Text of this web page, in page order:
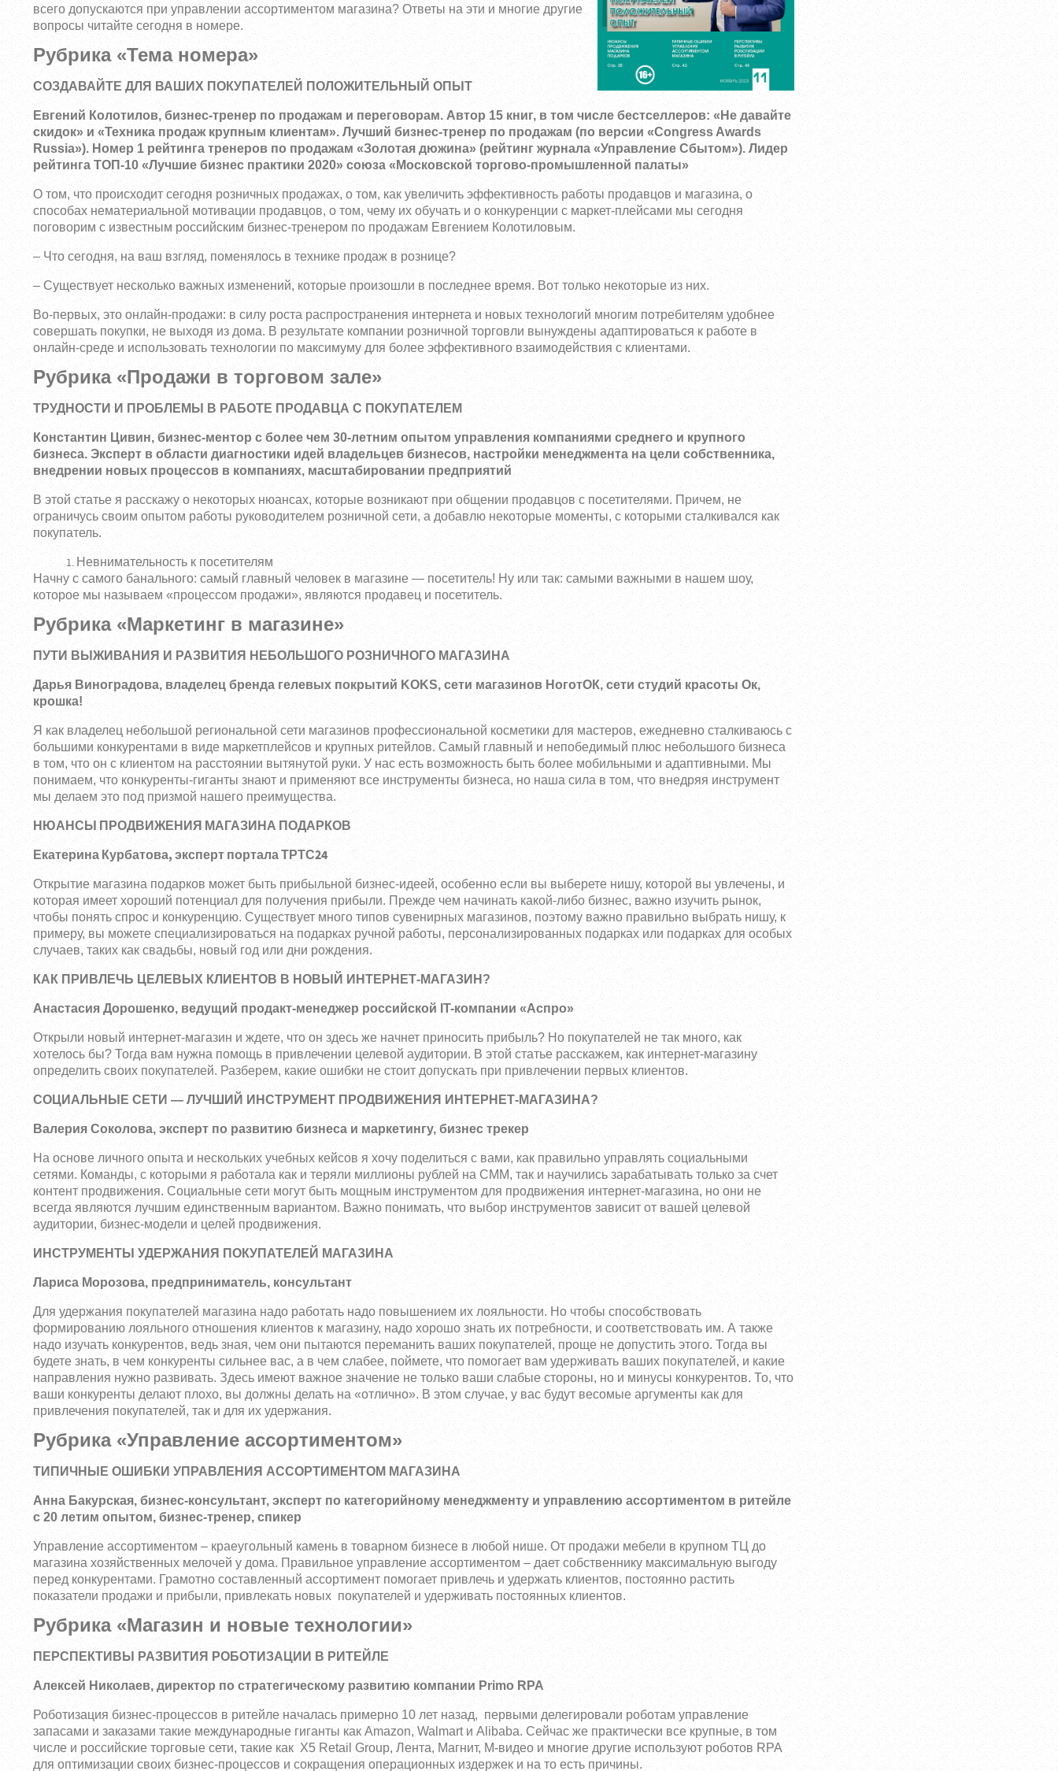
всего допускаются при управлении ассортиментом магазина? Ответы на эти и многие другие
вопросы читайте сегодня в номере.
Рубрика «Тема номера»
СОЗДАВАЙТЕ ДЛЯ ВАШИХ ПОКУПАТЕЛЕЙ ПОЛОЖИТЕЛЬНЫЙ ОПЫТ
Евгений Колотилов, бизнес-тренер по продажам и переговорам. Автор 15 книг, в том числе бестселлеров: «Не давайте
скидок» и «Техника продаж крупным клиентам». Лучший бизнес-тренер по продажам (по версии «Congress Awards
Russia»). Номер 1 рейтинга тренеров по продажам «Золотая дюжина» (рейтинг журнала «Управление Сбытом»). Лидер
рейтинга ТОП-10 «Лучшие бизнес практики 2020» союза «Московской торгово-промышленной палаты»
О том, что происходит сегодня розничных продажах, о том, как увеличить эффективность работы продавцов и магазина, о
способах нематериальной мотивации продавцов, о том, чему их обучать и о конкуренции с маркет-плейсами мы сегодня
поговорим с известным российским бизнес-тренером по продажам Евгением Колотиловым.
– Что сегодня, на ваш взгляд, поменялось в технике продаж в рознице?
– Существует несколько важных изменений, которые произошли в последнее время. Вот только некоторые из них.
Во-первых, это онлайн-продажи: в силу роста распространения интернета и новых технологий многим потребителям удобнее
совершать покупки, не выходя из дома. В результате компании розничной торговли вынуждены адаптироваться к работе в
онлайн-среде и использовать технологии по максимуму для более эффективного взаимодействия с клиентами.
Рубрика «Продажи в торговом зале»
ТРУДНОСТИ И ПРОБЛЕМЫ В РАБОТЕ ПРОДАВЦА С ПОКУПАТЕЛЕМ
Константин Цивин, бизнес-ментор с более чем 30-летним опытом управления компаниями среднего и крупного
бизнеса. Эксперт в области диагностики идей владельцев бизнесов, настройки менеджмента на цели собственника,
внедрении новых процессов в компаниях, масштабировании предприятий
В этой статье я расскажу о некоторых нюансах, которые возникают при общении продавцов с посетителями. Причем, не
ограничусь своим опытом работы руководителем розничной сети, а добавлю некоторые моменты, с которыми сталкивался как
покупатель.
Невнимательность к посетителям
Начну с самого банального: самый главный человек в магазине — посетитель! Ну или так: самыми важными в нашем шоу,
которое мы называем «процессом продажи», являются продавец и посетитель.
Рубрика «Маркетинг в магазине»
ПУТИ ВЫЖИВАНИЯ И РАЗВИТИЯ НЕБОЛЬШОГО РОЗНИЧНОГО МАГАЗИНА
Дарья Виноградова, владелец бренда гелевых покрытий KOKS, сети магазинов НоготОК, сети студий красоты Ок,
крошка!
Я как владелец небольшой региональной сети магазинов профессиональной косметики для мастеров, ежедневно сталкиваюсь с
большими конкурентами в виде маркетплейсов и крупных ритейлов. Самый главный и непобедимый плюс небольшого бизнеса
в том, что он с клиентом на расстоянии вытянутой руки. У нас есть возможность быть более мобильными и адаптивными. Мы
понимаем, что конкуренты-гиганты знают и применяют все инструменты бизнеса, но наша сила в том, что внедряя инструмент
мы делаем это под призмой нашего преимущества.
НЮАНСЫ ПРОДВИЖЕНИЯ МАГАЗИНА ПОДАРКОВ
Екатерина Курбатова, эксперт портала ТРТС24
Открытие магазина подарков может быть прибыльной бизнес-идеей, особенно если вы выберете нишу, которой вы увлечены, и
которая имеет хороший потенциал для получения прибыли. Прежде чем начинать какой-либо бизнес, важно изучить рынок,
чтобы понять спрос и конкуренцию. Существует много типов сувенирных магазинов, поэтому важно правильно выбрать нишу, к
примеру, вы можете специализироваться на подарках ручной работы, персонализированных подарках или подарках для особых
случаев, таких как свадьбы, новый год или дни рождения.
КАК ПРИВЛЕЧЬ ЦЕЛЕВЫХ КЛИЕНТОВ В НОВЫЙ ИНТЕРНЕТ-МАГАЗИН?
Анастасия Дорошенко, ведущий продакт-менеджер российской IT-компании «Аспро»
Открыли новый интернет-магазин и ждете, что он здесь же начнет приносить прибыль? Но покупателей не так много, как
хотелось бы? Тогда вам нужна помощь в привлечении целевой аудитории. В этой статье расскажем, как интернет-магазину
определить своих покупателей. Разберем, какие ошибки не стоит допускать при привлечении первых клиентов.
СОЦИАЛЬНЫЕ СЕТИ — ЛУЧШИЙ ИНСТРУМЕНТ ПРОДВИЖЕНИЯ ИНТЕРНЕТ-МАГАЗИНА?
Валерия Соколова, эксперт по развитию бизнеса и маркетингу, бизнес трекер
На основе личного опыта и нескольких учебных кейсов я хочу поделиться с вами, как правильно управлять социальными
сетями. Команды, с которыми я работала как и теряли миллионы рублей на СММ, так и научились зарабатывать только за счет
контент продвижения. Социальные сети могут быть мощным инструментом для продвижения интернет-магазина, но они не
всегда являются лучшим единственным вариантом. Важно понимать, что выбор инструментов зависит от вашей целевой
аудитории, бизнес-модели и целей продвижения.
ИНСТРУМЕНТЫ УДЕРЖАНИЯ ПОКУПАТЕЛЕЙ МАГАЗИНА
Лариса Морозова, предприниматель, консультант
Для удержания покупателей магазина надо работать надо повышением их лояльности. Но чтобы способствовать
формированию лояльного отношения клиентов к магазину, надо хорошо знать их потребности, и соответствовать им. А также
надо изучать конкурентов, ведь зная, чем они пытаются переманить ваших покупателей, проще не допустить этого. Тогда вы
будете знать, в чем конкуренты сильнее вас, а в чем слабее, поймете, что помогает вам удерживать ваших покупателей, и какие
направления нужно развивать. Здесь имеют важное значение не только ваши слабые стороны, но и минусы конкурентов. То, что
ваши конкуренты делают плохо, вы должны делать на «отлично». В этом случае, у вас будут весомые аргументы как для
привлечения покупателей, так и для их удержания.
Рубрика «Управление ассортиментом»
ТИПИЧНЫЕ ОШИБКИ УПРАВЛЕНИЯ АССОРТИМЕНТОМ МАГАЗИНА
Анна Бакурская, бизнес-консультант, эксперт по категорийному менеджменту и управлению ассортиментом в ритейле
с 20 летим опытом, бизнес-тренер, спикер
Управление ассортиментом – краеугольный камень в товарном бизнесе в любой нише. От продажи мебели в крупном ТЦ до
магазина хозяйственных мелочей у дома. Правильное управление ассортиментом – дает собственнику максимальную выгоду
перед конкурентами. Грамотно составленный ассортимент помогает привлечь и удержать клиентов, постоянно растить
показатели продажи и прибыли, привлекать новых покупателей и удерживать постоянных клиентов.
Рубрика «Магазин и новые технологии»
ПЕРСПЕКТИВЫ РАЗВИТИЯ РОБОТИЗАЦИИ В РИТЕЙЛЕ
Алексей Николаев, директор по стратегическому развитию компании Primo RPA
Роботизация бизнес-процессов в ритейле началась примерно 10 лет назад, первыми делегировали роботам управление
запасами и заказами такие международные гиганты как Amazon, Walmart и Alibaba. Сейчас же практически все крупные, в том
числе и российские торговые сети, такие как X5 Retail Group, Лента, Магнит, М-видео и многие другие используют роботов RPA
для оптимизации своих бизнес-процессов и сокращения операционных издержек и на то есть причины.